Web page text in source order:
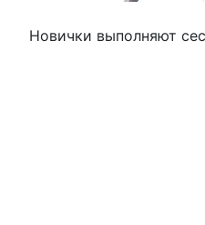
Новички выполняют